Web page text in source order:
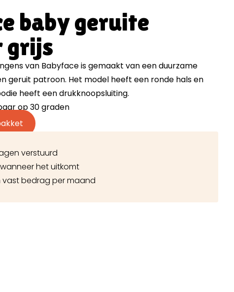
baby geruite
grijs
van Babyface is gemaakt van een duurzame
geruit patroon. Het model heeft een ronde hals en
heeft een drukknoopsluiting.
op 30 graden
verstuurd
het uitkomt
bedrag per maand